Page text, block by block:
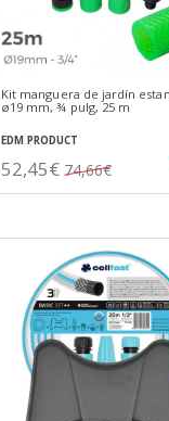
Kit manguera de jardín
ø19 mm, ¾ pulg, 25 m
EDM PRODUCT
52,45€ 74,66€